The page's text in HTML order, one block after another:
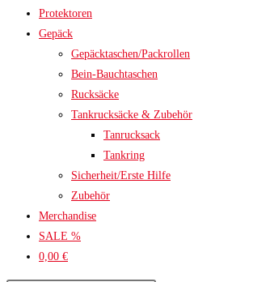
Protektoren
Gepäck
Gepäcktaschen/Packrollen
Bein-Bauchtaschen
Rucksäcke
Tankrucksäcke & Zubehör
Tanrucksack
Tankring
Sicherheit/Erste Hilfe
Zubehör
Merchandise
SALE %
0,00 €